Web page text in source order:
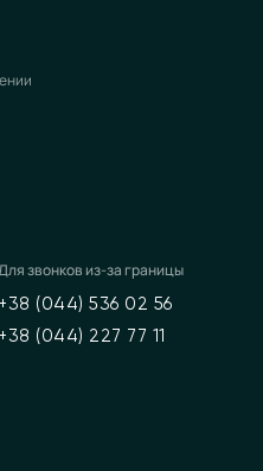
звонков из-за границы
+38 (044) 536 02 56
+38 (044) 227 77 11